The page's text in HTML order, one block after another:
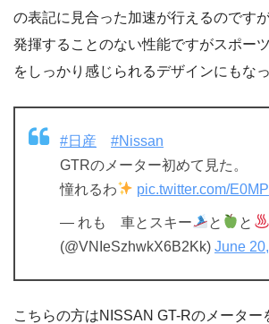
の表記に見合った加速が行えるのです
発揮することのない性能ですがスポー
をしっかり感じられるデザインにもな
#日産
#Nissan
GTRのメーター初めて見た。
憧れるわ
pic.twitter.com/
— れも 車とスキー と
と
(@VNIeSzhwkX6B2Kk) June
こちらの方はNISSAN GT-Rのメーター